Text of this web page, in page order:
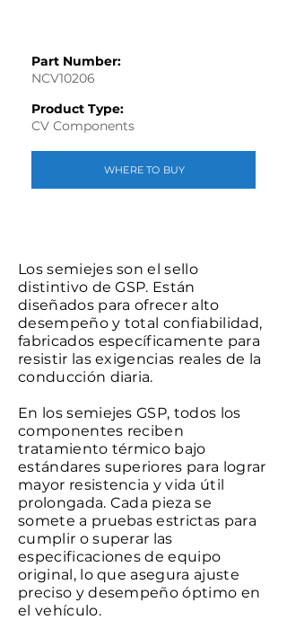
Part Number:
NCV10206
Product Type:
CV Components
WHERE TO BUY
Los semiejes son el sello
distintivo de GSP. Están
diseñados para ofrecer alto
desempeño y total confiabilidad,
fabricados específicamente para
resistir las exigencias reales de la
conducción diaria.
En los semiejes GSP, todos los
componentes reciben
tratamiento térmico bajo
estándares superiores para lograr
mayor resistencia y vida útil
prolongada. Cada pieza se
somete a pruebas estrictas para
cumplir o superar las
especificaciones de equipo
original, lo que asegura ajuste
preciso y desempeño óptimo en
el vehículo.